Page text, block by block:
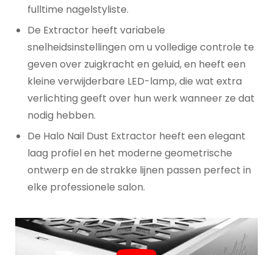
fulltime nagelstyliste.
De Extractor heeft variabele
snelheidsinstellingen om u volledige controle te
geven over zuigkracht en geluid, en heeft een
kleine verwijderbare LED-lamp, die wat extra
verlichting geeft over hun werk wanneer ze dat
nodig hebben.
De Halo Nail Dust Extractor heeft een elegant
laag profiel en het moderne geometrische
ontwerp en de strakke lijnen passen perfect in
elke professionele salon.